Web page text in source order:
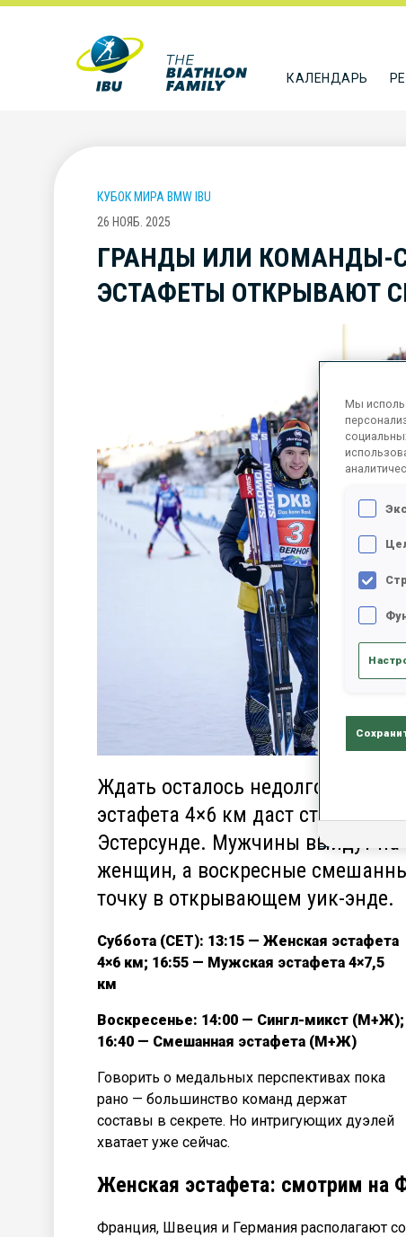
КАЛЕНДАРЬ
КУБОК МИРА BMW IBU
26 НОЯБ. 2025
ГРАНДЫ ИЛИ
ЭСТАФЕТЫ ОТКРЫВАЮТ
Ждать осталось недолго:
эстафета 4×6 км даст старт
Эстерсунде. Мужчины выйдут на
женщин, а воскресные
точку в открывающем уик-энде.
Суббота (CET): 13:15 — Женская эстафета
4×6 км; 16:55 — Мужская эстафета 4×7,5
км
Воскресенье: 14:00 — Сингл-микст (М+Ж);
16:40 — Смешанная эстафета (М+Ж)
Говорить о медальных перспективах пока
рано — большинство команд держат
составы в секрете. Но интригующих дуэлей
хватает уже сейчас.
Женская эстафета: смотрим
Франция, Швеция и Германия располагают
Мы